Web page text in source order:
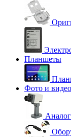
Планшеты
Фото и видео